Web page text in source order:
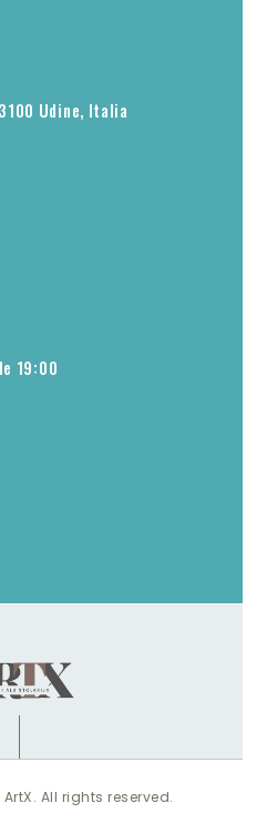
Udine, Italia
19:00
All rights reserved.